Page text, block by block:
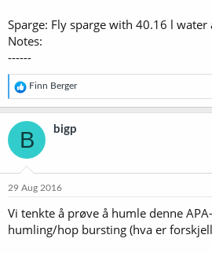
Sparge: Fly sparge with 40.16 l water
Notes:
------
R
e
a
k
s
j
o
e
:
Finn Berger
B bigp
29 Aug 2016
Vi tenkte å prøve å humle denne
humling/hop bursting (hva er